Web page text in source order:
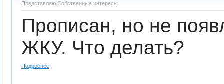
Представляю Собственные интересы
Прописан, но не
ЖКУ. Что делать?
Подробнее